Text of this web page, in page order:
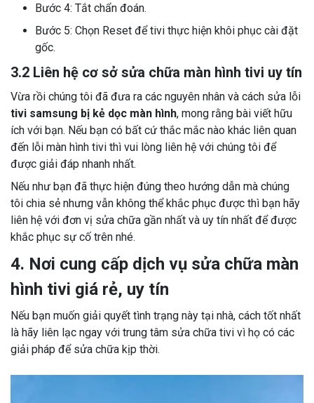
Bước 4: Tắt chẩn đoán.
Bước 5: Chọn Reset để tivi thực hiện khôi phục cài đặt
gốc.
3.2 Liên hệ cơ sở sửa chữa màn hình tivi uy tín
Vừa rồi chúng tôi đã đưa ra các nguyên nhân và cách sửa lỗi
tivi samsung bị kẻ dọc màn hình, mong rằng bài viết hữu
ích với bạn. Nếu bạn có bất cứ thắc mắc nào khác liên quan
đến lỗi màn hình tivi thì vui lòng liên hệ với chúng tôi để
được giải đáp nhanh nhất.
Nếu như bạn đã thực hiện đúng theo hướng dẫn mà chúng
tôi chia sẻ nhưng vẫn không thể khắc phục được thì bạn hãy
liên hệ với đơn vị sửa chữa gần nhất và uy tín nhất để được
khắc phục sự cố trên nhé.
4. Nơi cung cấp dịch vụ sửa chữa màn
hình tivi giá rẻ, uy tín
Nếu bạn muốn giải quyết tình trạng này tại nhà, cách tốt nhất
là hãy liên lạc ngay với trung tâm sửa chữa tivi vì họ có các
giải pháp để sửa chữa kịp thời.